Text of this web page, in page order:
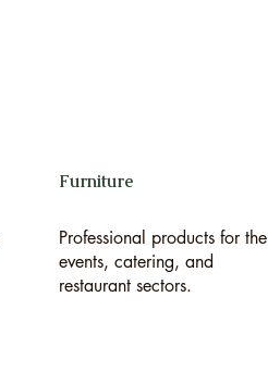
Furniture
Professional products for the
events, catering, and
restaurant sectors.